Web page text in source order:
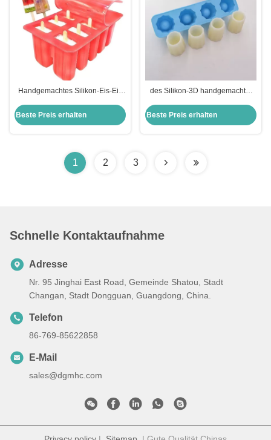
Handgemachtes Silikon-Eis-Eis
Eiscreme-Knall formt besonders
Beste Preis erhalten
des Silikon-3D handgemachter
Eis-Würfel-Form-des Behälter-
Beste Preis erhalten
1 2 3
Schnelle Kontaktaufnahme
Adresse
Nr. 95 Jinghai East Road, Gemeinde Shatou, Stadt
Changan, Stadt Dongguan, Guangdong, China.
Telefon
86-769-85622858
E-Mail
sales@dgmhc.com